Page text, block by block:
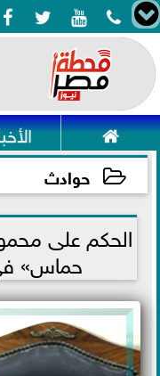
   

حوادث
2021-10-05 14:00:03
الحكم على
حماس» في